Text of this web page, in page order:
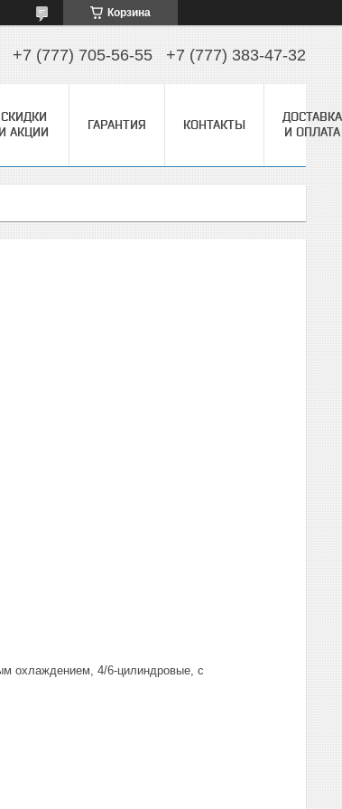
Корзина
+7 (777) 705-56-55 +7 (777) 383-47-32
СКИДКИ
И АКЦИИ
ГАРАНТИЯ КОНТАКТЫ
ДОСТАВКА
И ОПЛАТА
охлаждением, 4/6-цилиндровые, с